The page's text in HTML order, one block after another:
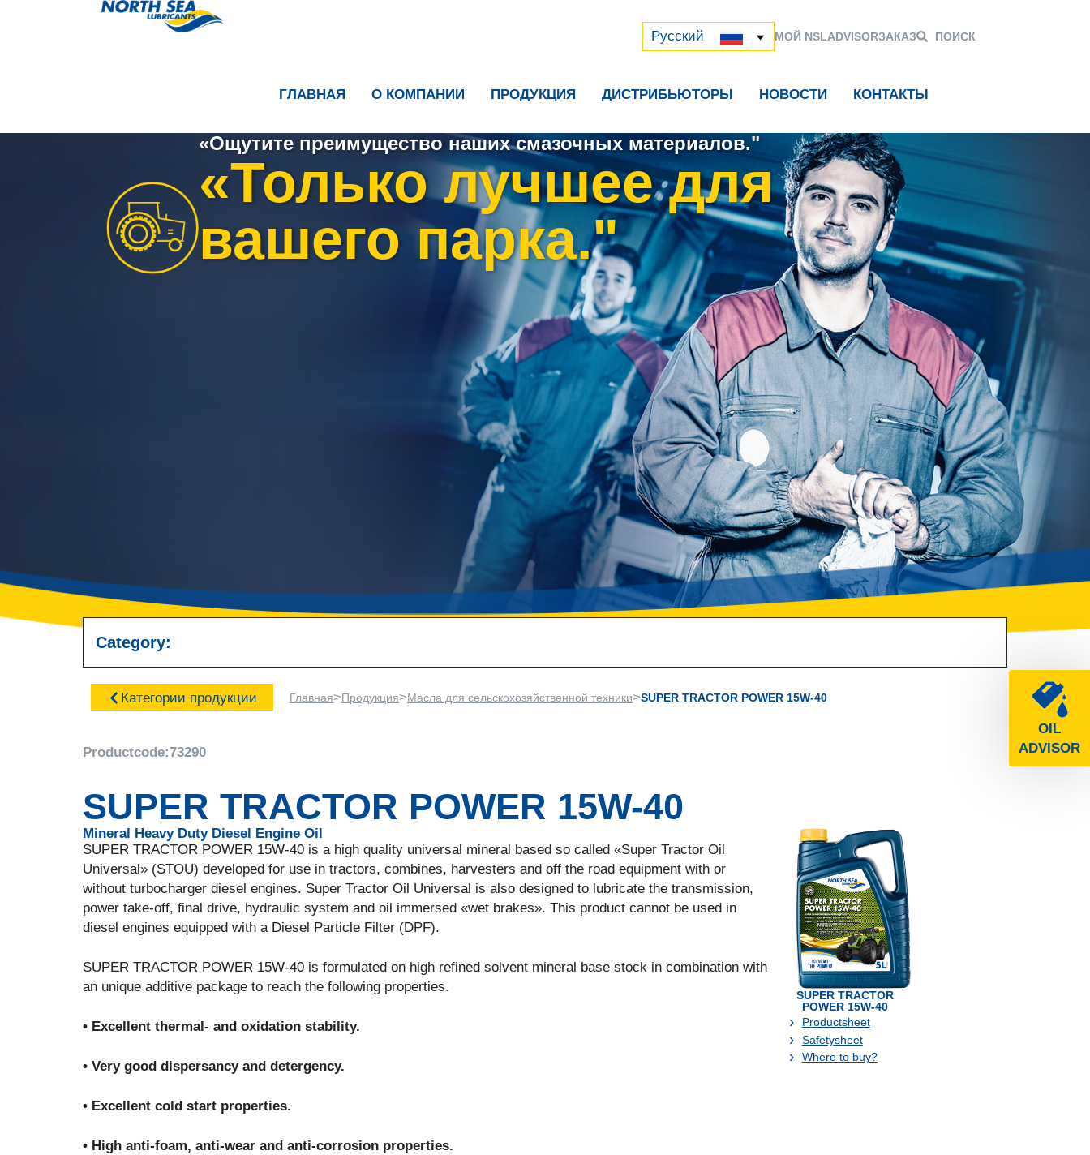
Русский
中文 (中国) МОЙ NSLADVISORЗАКАЗ ПОИСК
ГЛАВНАЯ О КОМПАНИИ ПРОДУКЦИЯ ДИСТРИБЬЮТОРЫ НОВОСТИ КОНТАКТЫ
OIL
ADVISOR
«Ощутите преимущество наших смазочных материалов."
«Только лучшее для
вашего парка."
Category:
Категории продукции Главная>Продукция>Масла для сельскохозяйственной техники>SUPER TRACTOR POWER 15W-40
Productcode:73290
SUPER TRACTOR POWER 15W-40
Mineral Heavy Duty Diesel Engine Oil
SUPER TRACTOR POWER 15W-40 is a high quality universal mineral based so called «Super Tractor Oil
Universal» (STOU) developed for use in tractors, combines, harvesters and off the road equipment with or
without turbocharger diesel engines. Super Tractor Oil Universal is also designed to lubricate the transmission,
power take-off, final drive, hydraulic system and oil immersed «wet brakes». This product cannot be used in
diesel engines equipped with a Diesel Particle Filter (DPF).
SUPER TRACTOR POWER 15W-40 is formulated on high refined solvent mineral base stock in combination with
an unique additive package to reach the following properties.
• Excellent thermal- and oxidation stability.
• Very good dispersancy and detergency.
• Excellent cold start properties.
• High anti-foam, anti-wear and anti-corrosion properties.
SUPER TRACTOR
POWER 15W-40
Productsheet
Safetysheet
Where to buy?